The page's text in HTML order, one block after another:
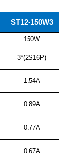
ST12-150W3
150W
3*(2S16P)
1.54A
0.89A
0.77A
0.67A